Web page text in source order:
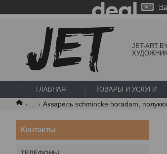
JET-
ГЛАВНАЯ ТОВАРЫ И УСЛУГИ
Акварель schmincke horadam,
Контакты